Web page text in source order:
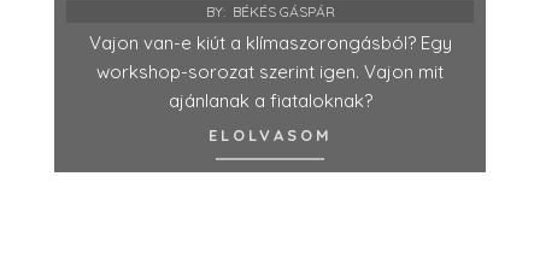
BY: BÉKÉS GÁSPÁR
Vajon van-e kiút a klímaszorongásból? Egy
workshop-sorozat szerint igen. Vajon mit
ajánlanak a fiataloknak?
ELOLVASOM